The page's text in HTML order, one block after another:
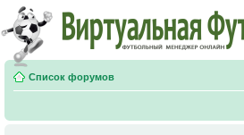
Список форумов